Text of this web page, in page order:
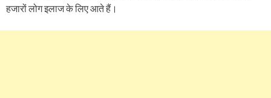
हजारों लोग इलाज के लिए आते हैं।